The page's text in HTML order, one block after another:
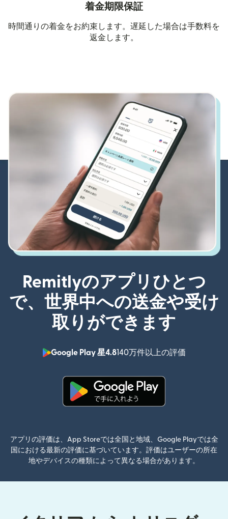
着金期限保証
時間通りの着金をお約束します。遅延した場合は手数料を
返金します。
Remitlyのアプリひとつ
で、世界中への送金や受け
取りができます
Google Play 星4.8140万件以上の評価
（別ウィン
アプリの評価は、App Storeでは全国と地域、Google Playでは全
国における最新の評価に基づいています。評価はユーザーの所在
地やデバイスの種類によって異なる場合があります。